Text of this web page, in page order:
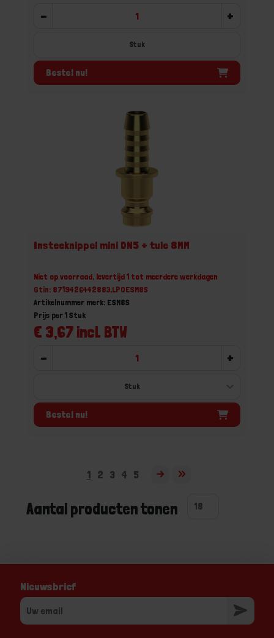
- +
Stuk
Bestel nu!
Insteeknippel mini DN5 + tule 8MM
Niet op voorraad, levertijd 1 tot meerdere werkdagen
Gtin: 8719426442883,LPQESM8S
Artikelnummer merk: ESM8S
€ 3,67 incl. BTW
Prijs per 1 Stuk
- +
Bestel nu!
1 2 3 4 5
Aantal producten tonen
Nieuwsbrief